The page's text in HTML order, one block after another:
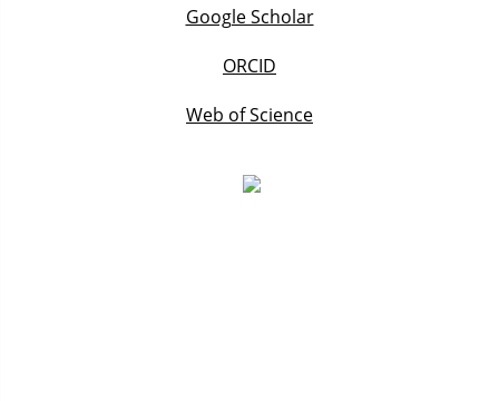
Google Scholar
ORCID
Web of Science